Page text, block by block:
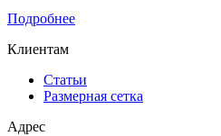
Подробнее
Клиентам
Статьи
Размерная сетка
Адрес